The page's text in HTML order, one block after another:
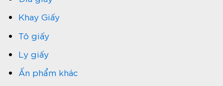
Khay Giấy
Tô giấy
Ly giấy
Ấn phẩm khác